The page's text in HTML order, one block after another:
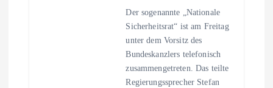
Der sogenannte „Nationale
Sicherheitsrat“ ist am Freitag
unter dem Vorsitz des
Bundeskanzlers telefonisch
zusammengetreten. Das teilte
Regierungssprecher Stefan